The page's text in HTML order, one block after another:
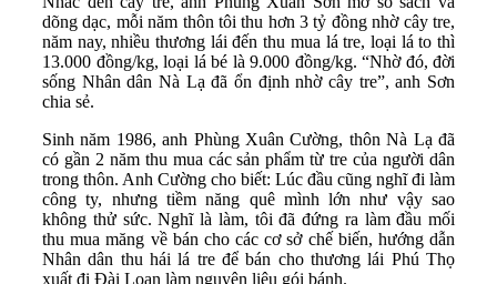
dõng dạc, mỗi năm thôn tôi thu hơn 3 tỷ đồng nhờ cây tre,
năm nay, nhiều thương lái đến thu mua lá tre, loại lá to thì
13.000 đồng/kg, loại lá bé là 9.000 đồng/kg. “Nhờ đó, đời
sống Nhân dân Nà Lạ đã ổn định nhờ cây tre”, anh Sơn
chia sẻ.
Sinh năm 1986, anh Phùng Xuân Cường, thôn Nà Lạ đã
có gần 2 năm thu mua các sản phẩm từ tre của người dân
trong thôn. Anh Cường cho biết: Lúc đầu cũng nghĩ đi làm
công ty, nhưng tiềm năng quê mình lớn như vậy sao
không thử sức. Nghĩ là làm, tôi đã đứng ra làm đầu mối
thu mua măng về bán cho các cơ sở chế biến, hướng dẫn
Nhân dân thu hái lá tre để bán cho thương lái Phú Thọ
xuất đi Đài Loan làm nguyên liệu gói bánh.